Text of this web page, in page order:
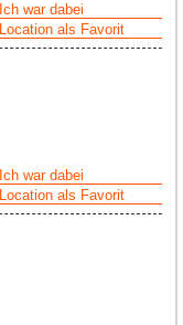
Ich war dabei
Location als Favorit
Ich war dabei
Location als Favorit